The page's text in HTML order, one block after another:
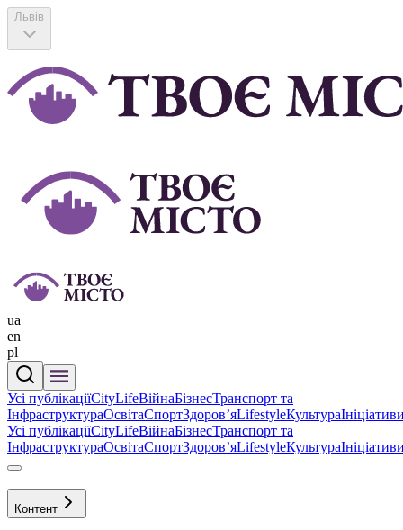
Львів
ua
en
pl
Усі публікаціїCityLifeВійнаБізнесТранспорт та
ІнфраструктураОсвітаСпортЗдоровʼяLifestyleКультура
Усі публікаціїCityLifeВійнаБізнесТранспорт та
ІнфраструктураОсвітаСпортЗдоровʼяLifestyleКультура
Контент